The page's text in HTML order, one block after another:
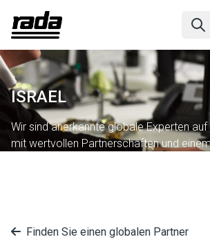
ISRAEL
Wir sind anerkannte globale Experten
mit wertvollen Partnerschaften und
Finden Sie einen globalen Partner